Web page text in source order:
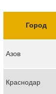
Город
Азов
Краснодар